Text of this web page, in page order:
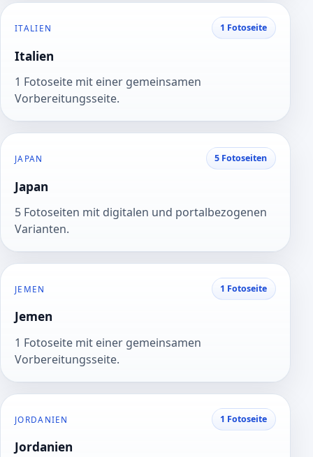
ITALIEN 1 Fotoseite
Italien
1 Fotoseite mit einer gemeinsamen
Vorbereitungsseite.
JAPAN 5 Fotoseiten
Japan
5 Fotoseiten mit digitalen und portalbezogenen
Varianten.
JEMEN 1 Fotoseite
Jemen
1 Fotoseite mit einer gemeinsamen
Vorbereitungsseite.
JORDANIEN 1 Fotoseite
Jordanien